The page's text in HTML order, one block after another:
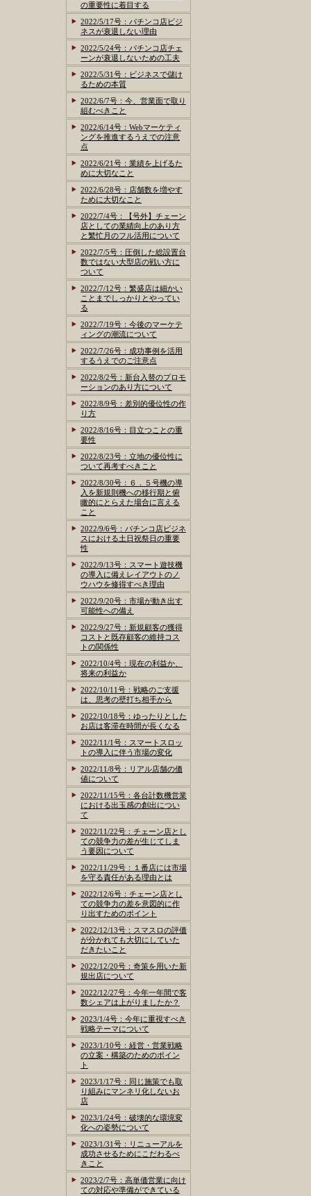
の重要性に着目する
2022/5/17号：パチンコ店ビジ
ネスが衰退しない理由
2022/5/24号：パチンコ店チェ
ーンが衰退しないための工夫
2022/5/31号：ビジネスで儲け
るための本質
2022/6/7号：今、営業面で取り
組むべきこと
2022/6/14号：Webマーケティ
ングを推進するうえでの注意
点
2022/6/21号：業績を上げるた
めに大切なこと
2022/6/28号：店舗数を増やす
ために大切なこと
2022/7/4号：【号外】チェーン
店としての業績向上のあり方
と繁忙月のフル活用について
2022/7/5号：圧倒した総設置台
数ではない大型店の戦い方に
ついて
2022/7/12号：繁盛店は細かい
ことまでしっかりとやってい
る
2022/7/19号：今後のマーケテ
ィングの潮流について
2022/7/26号：成功事例を活用
するうえでのご注意点
2022/8/2号：新台入替のプロモ
ーションのあり方について
2022/8/9号：差別的優位性の作
り方
2022/8/16号：目立つことの重
要性
2022/8/23号：立地の優位性に
ついて再考すべきこと
2022/8/30号：６．５号機の導
入を新規則機への移行期と俯
瞰的にとらえた場合に言える
こと
2022/9/6号：パチンコ店ビジネ
スにおける土日祝祭日の重要
性
2022/9/13号：スマート遊技機
の導入に備えレイアウトのノ
ウハウを修得すべき理由
2022/9/20号：市場が動き出す
可能性への備え
2022/9/27号：新規顧客の獲得
コストと既存顧客の維持コス
トの関係性
2022/10/4号：現在の利益か、
将来の利益か
2022/10/11号：戦略のご支援
は、思考の壁打ち相手から
2022/10/18号：ゆったりとした
お店は客滞在時間が長くなる
2022/11/1号：スマートスロッ
トの導入に伴う市場の変化
2022/11/8号：リアル店舗の価
値について
2022/11/15号：各台計数機営業
における出玉感の創出につい
て
2022/11/22号：チェーン店とし
ての競争力の差が生じてしま
う要因について
2022/11/29号：１番店には市場
を守る責任がある理由とは
2022/12/6号：チェーン店とし
ての競争力の差を意図的に作
り出すためのポイント
2022/12/13号：スマスロの評価
が分かれても大切にしていた
だきたいこと
2022/12/20号：奇策を用いた新
規出店について
2022/12/27号：今年一年間で客
数シェアは上がりましたか？
2023/1/4号：今年に重視すべき
戦略テーマについて
2023/1/10号：経営・営業戦略
の立案・構築のためのポイン
ト
2023/1/17号：同じ施策でも取
り組みにマンネリ化しないお
店
2023/1/24号：破壊的な環境変
化への姿勢について
2023/1/31号：リニューアルを
成功させるためにこだわるべ
きこと
2023/2/7号：高単価営業に向け
ての対応や準備ができている